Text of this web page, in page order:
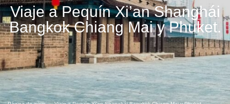
Viaje a Pequín Xi’an Shanghái
Bangkok Chiang Mai y Phuket.